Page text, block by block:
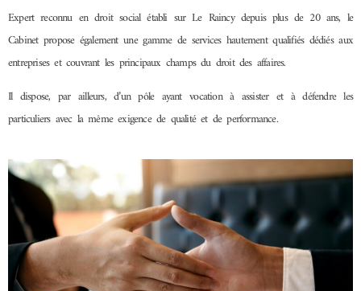
Expert reconnu en droit social établi sur Le Raincy depuis plus de 20 ans, le
Cabinet propose également une gamme de services hautement qualifiés dédiés aux
entreprises et couvrant les principaux champs du droit des affaires.
Il dispose, par ailleurs, d’un pôle ayant vocation à assister et à défendre les
particuliers avec la même exigence de qualité et de performance.